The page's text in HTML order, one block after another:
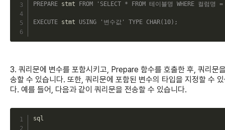
PREPARE stmt FROM 'SELECT * FROM 테이블명 WHERE 컬럼명
EXECUTE stmt USING '변수값' TYPE CHAR( 10) ;
3. 쿼리문에 변수를 포함시키고, Prepare 함수를 호출한 후, 쿼리문
송할 수 있습니다. 또한, 쿼리문에 포함된 변수의 타입을 지정할 수
다. 예를 들어, 다음과 같이 쿼리문을 전송할 수 있습니다.
sql